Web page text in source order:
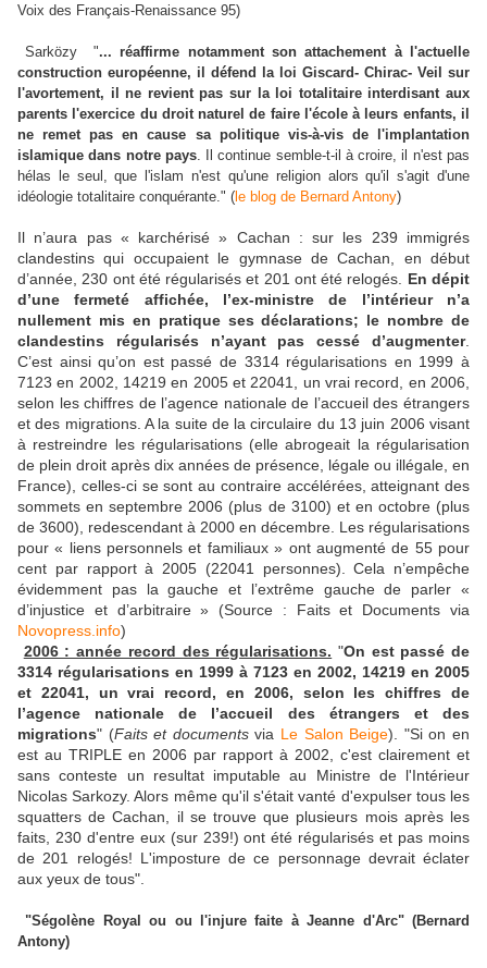
Voix des Français-Renaissance 95)
Sarközy "... réaffirme notamment son attachement à l'actuelle
construction européenne, il défend la loi Giscard- Chirac- Veil sur
l'avortement, il ne revient pas sur la loi totalitaire interdisant aux
parents l'exercice du droit naturel de faire l'école à leurs enfants, il
ne remet pas en cause sa politique vis-à-vis de l'implantation
islamique dans notre pays. Il continue semble-t-il à croire, il n'est pas
hélas le seul, que l'islam n'est qu'une religion alors qu'il s'agit d'une
idéologie totalitaire conquérante." ( le blog de Bernard Antony)
Il n’aura pas « karchérisé » Cachan : sur les 239 immigrés
clandestins qui occupaient le gymnase de Cachan, en début
d’année, 230 ont été régularisés et 201 ont été relogés. En dépit
d’une fermeté affichée, l’ex-ministre de l’intérieur n’a
nullement mis en pratique ses déclarations; le nombre de
clandestins régularisés n’ayant pas cessé d’augmenter.
C’est ainsi qu’on est passé de 3314 régularisations en 1999 à
7123 en 2002, 14219 en 2005 et 22041, un vrai record, en 2006,
selon les chiffres de l’agence nationale de l’accueil des étrangers
et des migrations. A la suite de la circulaire du 13 juin 2006 visant
à restreindre les régularisations (elle abrogeait la régularisation
de plein droit après dix années de présence, légale ou illégale, en
France), celles-ci se sont au contraire accélérées, atteignant des
sommets en septembre 2006 (plus de 3100) et en octobre (plus
de 3600), redescendant à 2000 en décembre. Les régularisations
pour « liens personnels et familiaux » ont augmenté de 55 pour
cent par rapport à 2005 (22041 personnes). Cela n’empêche
évidemment pas la gauche et l’extrême gauche de parler «
d’injustice et d’arbitraire » (Source : Faits et Documents via
Novopress.info)
2006 : année record des régularisations. "On est passé de
3314 régularisations en 1999 à 7123 en 2002, 14219 en 2005
et 22041, un vrai record, en 2006, selon les chiffres de
l’agence nationale de l’accueil des étrangers et des
migrations" (Faits et documentsvia Le Salon Beige). "Si on en
est au TRIPLE en 2006 par rapport à 2002, c'est clairement et
sans conteste un resultat imputable au Ministre de l'Intérieur
Nicolas Sarkozy. Alors même qu'il s'était vanté d'expulser tous les
squatters de Cachan, il se trouve que plusieurs mois après les
faits, 230 d'entre eux (sur 239!) ont été régularisés et pas moins
de 201 relogés! L'imposture de ce personnage devrait éclater
aux yeux de tous".
"Ségolène Royal ou ou l'injure faite à Jeanne d'Arc" (Bernard
Antony)